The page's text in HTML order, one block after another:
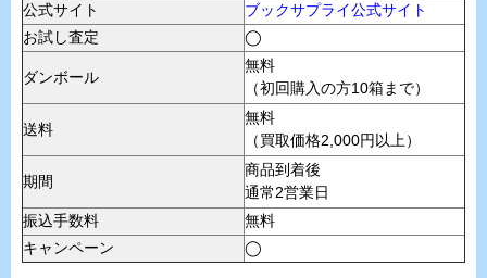
公式サイト
ブックサプライ公式サイト
お試し査定
◯
ダンボール
無料
（初回購入の方10箱まで）
送料
無料
（買取価格2,000円以上）
期間
商品到着後
通常2営業日
振込手数料
無料
キャンペーン
◯